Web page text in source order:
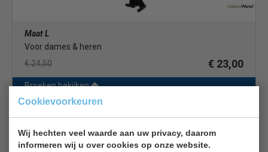
Cookievoorkeuren
Wij hechten veel waarde aan uw privacy, daarom
informeren wij u over cookies op onze website.
Maat L
Voor dames & heren
€ 24,50
€ 23,00
Broeken bekijken
Chef Works